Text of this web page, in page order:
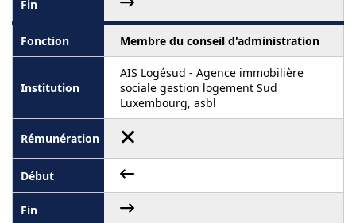
Membre du conseil d'administration
AIS Logésud - Agence immobilière
sociale gestion logement Sud
Luxembourg, asbl